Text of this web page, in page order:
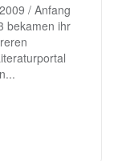
/ Anfang
bekamen ihr